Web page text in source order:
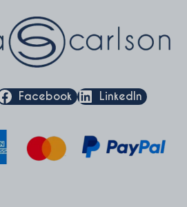
Facebook LinkedIn